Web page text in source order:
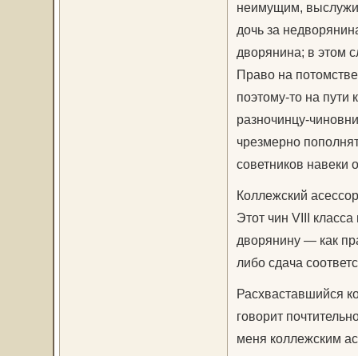
неимущим,
дочь за
дворянина; в этом
Право на
поэтому-то на пути
разночинцу-
чрезмерно
советников навеки
Коллежский асессор
Этот чин VIII
дворянину — как
либо сдача
Расхваставшийся
говорит
меня коллежским